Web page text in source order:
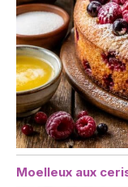
Moelleux aux